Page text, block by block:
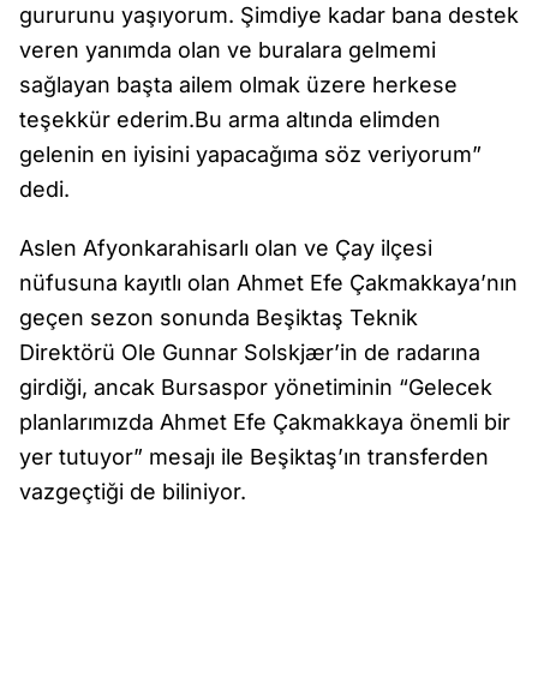
gururunu yaşıyorum. Şimdiye kadar bana destek
veren yanımda olan ve buralara gelmemi
sağlayan başta ailem olmak üzere herkese
teşekkür ederim.Bu arma altında elimden
gelenin en iyisini yapacağıma söz veriyorum”
dedi.
Aslen Afyonkarahisarlı olan ve Çay ilçesi
nüfusuna kayıtlı olan Ahmet Efe Çakmakkaya’nın
geçen sezon sonunda Beşiktaş Teknik
Direktörü Ole Gunnar Solskjær’in de radarına
girdiği, ancak Bursaspor yönetiminin “Gelecek
planlarımızda Ahmet Efe Çakmakkaya önemli bir
yer tutuyor” mesajı ile Beşiktaş’ın transferden
vazgeçtiği de biliniyor.